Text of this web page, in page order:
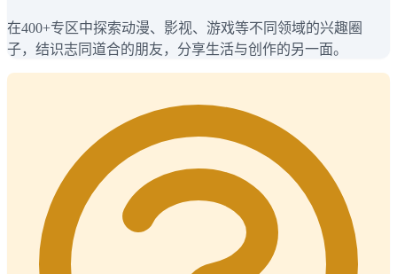
在400+专区中探索动漫、影视、游戏等不同领域的兴趣圈
子，结识志同道合的朋友，分享生活与创作的另一面。